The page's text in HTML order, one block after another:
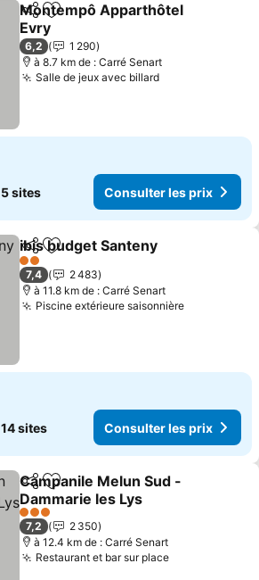
PartagerAjouter à mes favoris
Montempô Apparthôtel
Evry
Consulter les prix
6,2
1 290
à 8.7 km de : Carré Senart
Salle de jeux avec billardConsulter les
5 sites Consulter les prix
PartagerAjouter à mes favoris
ibis budget Santeny
2 Étoiles
7,4
2 483
à 11.8 km de : Carré Senart
Piscine extérieure saisonnièreConsulter
14 sites Consulter les prix
PartagerAjouter à mes favoris
Campanile Melun Sud -
Dammarie les Lys
Consulter les prix
3 Étoiles
7,2
2 350
à 12.4 km de : Carré Senart
Restaurant et bar sur placeConsulter